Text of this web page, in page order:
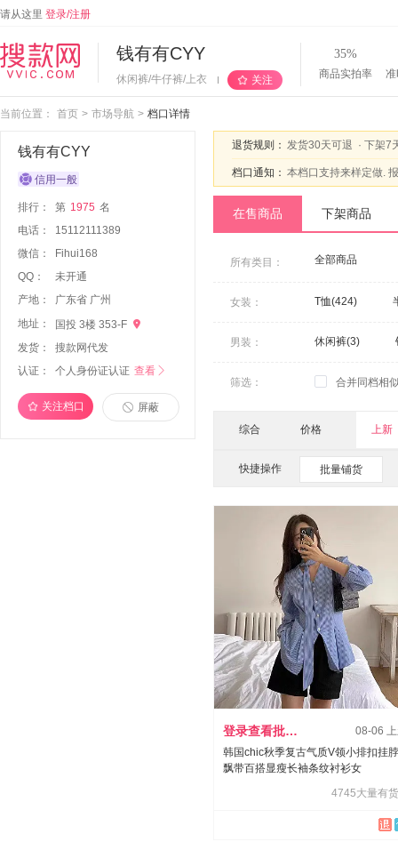
请从这里 登录/注册
钱有有CYY
休闲裤/牛仔裤/上衣 关注
35%
商品实拍率
当前位置： 首页 > 市场导航 > 档口详情
钱有有CYY
排行： 第 1975 名
电话：
15112111389
微信：
Fi hui168
QQ：
未开通
产地：
广东省 广州
地址：
国投 3楼 353-F 
发货：
搜款网代发
认证：
个人身份证认证 查看
关注档口 屏蔽
退货规则： 发货30天可退 · 下架7
档口通知： 本档口支持来样定做.
在售商品 下架商品
所有类目： 全部商品
女装： T恤(424)
休闲运动套装(3)
男装： 休闲裤(3)
筛选： 合并同档相
综合 价格 上新
快捷操作 批量铺货
登录查看批发价
08-06
韩国chic秋季复古气质V领小排扣挂脖
飘带百搭显瘦长袖条纹衬衫女
4745大量有